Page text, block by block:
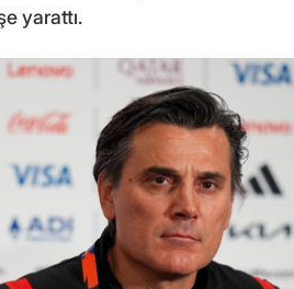
yarattı.